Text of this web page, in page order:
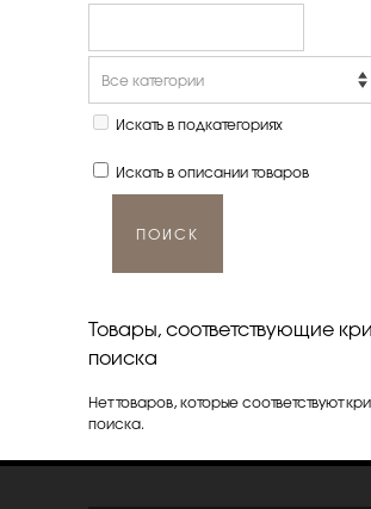
Искать в подкатегориях
Искать в описании товаров
ПОИСК
Товары, соответствующие
поиска
Нет товаров, которые соответствуют
поиска.